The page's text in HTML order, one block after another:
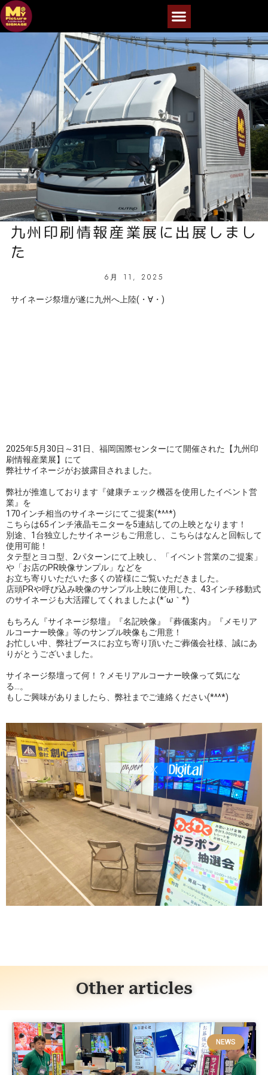
九州印刷情報産業展に出展しまし
た
6月 11, 2025
サイネージ祭壇が遂に九州へ上陸(・∀・)
2025年5月30日～31日、福岡国際センターにて開催された【九州印
刷情報産業展】にて
弊社サイネージがお披露目されました。
弊社が推進しております『健康チェック機器を使用したイベント営
業』を
170インチ相当のサイネージにてご提案(*^^*)
こちらは65インチ液晶モニターを5連結しての上映となります！
別途、1台独立したサイネージもご用意し、こちらはなんと回転して
使用可能！
タテ型とヨコ型、2パターンにて上映し、「イベント営業のご提案」
や「お店のPR映像サンプル」などを
お立ち寄りいただいた多くの皆様にご覧いただきました。
店頭PRや呼び込み映像のサンプル上映に使用した、43インチ移動式
のサイネージも大活躍してくれましたよ(*´ω｀*)
もちろん『サイネージ祭壇』『名記映像』『葬儀案内』『メモリア
ルコーナー映像』等のサンプル映像もご用意！
お忙しい中、弊社ブースにお立ち寄り頂いたご葬儀会社様、誠にあ
りがとうございました。
サイネージ祭壇って何！？メモリアルコーナー映像って気にな
る…。
もしご興味がありましたら、弊社までご連絡ください(*^^*)
Other articles
NEWS